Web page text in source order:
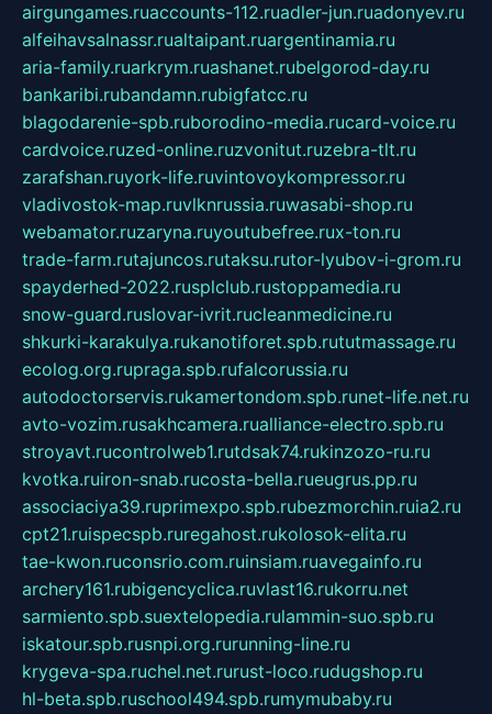
airgungames.ruaccounts-112.ruadler-jun.ruadonyev.ru
alfeihavsalnassr.rualtaipant.ruargentinamia.ru
aria-family.ruarkrym.ruashanet.rubelgorod-day.ru
bankaribi.rubandamn.rubigfatcc.ru
blagodarenie-spb.ruborodino-media.rucard-voice.ru
cardvoice.ruzed-online.ruzvonitut.ruzebra-tlt.ru
zarafshan.ruyork-life.ruvintovoykompressor.ru
vladivostok-map.ruvlknrussia.ruwasabi-shop.ru
webamator.ruzaryna.ruyoutubefree.rux-ton.ru
trade-farm.rutajuncos.rutaksu.rutor-lyubov-i-grom.ru
spayderhed-2022.rusplclub.rustoppamedia.ru
snow-guard.ruslovar-ivrit.rucleanmedicine.ru
shkurki-karakulya.rukanotiforet.spb.rututmassage.ru
ecolog.org.rupraga.spb.rufalcorussia.ru
autodoctorservis.rukamertondom.spb.runet-life.net.ru
avto-vozim.rusakhcamera.rualliance-electro.spb.ru
stroyavt.rucontrolweb1.rutdsak74.rukinzozo-ru.ru
kvotka.ruiron-snab.rucosta-bella.rueugrus.pp.ru
associaciya39.ruprimexpo.spb.rubezmorchin.ruia2.ru
cpt21.ruispecspb.ruregahost.rukolosok-elita.ru
tae-kwon.ruconsrio.com.ruinsiam.ruavegainfo.ru
archery161.rubigencyclica.ruvlast16.rukorru.net
sarmiento.spb.suextelopedia.rulammin-suo.spb.ru
iskatour.spb.rusnpi.org.rurunning-line.ru
krygeva-spa.ruchel.net.rurust-loco.rudugshop.ru
hl-beta.spb.ruschool494.spb.rumymubaby.ru